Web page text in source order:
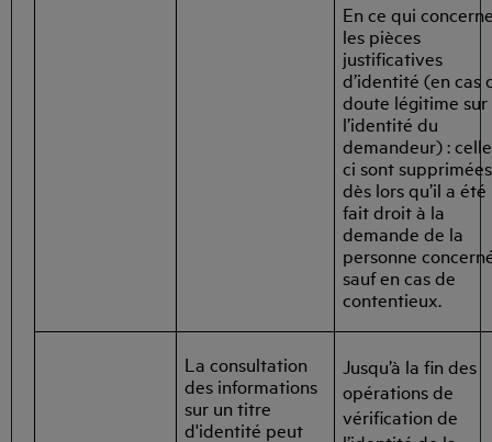
En ce qui
les pièces
justificatives
d’identité (en cas
doute légitime sur
l’identité du
demandeur) :
ci sont supprimées
dès lors qu’il a été
fait droit à la
demande de la
personne
sauf en cas de
contentieux.
La consultation
des informations
sur un titre
d'identité peut
Jusqu’à la fin des
opérations de
vérification de